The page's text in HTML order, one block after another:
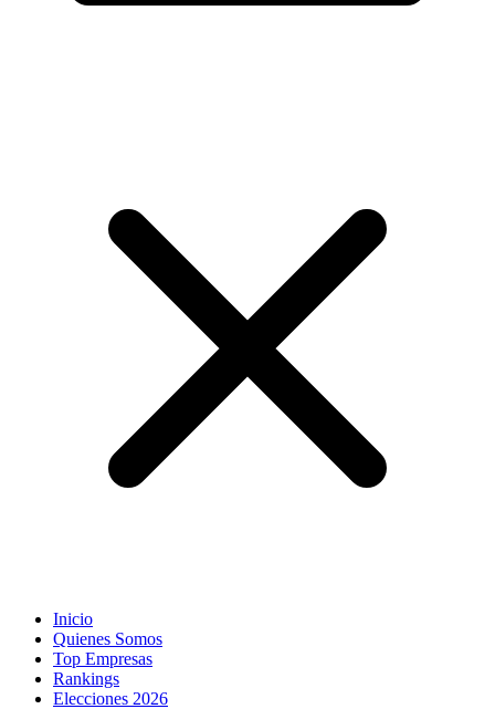
Inicio
Quienes Somos
Top Empresas
Rankings
Elecciones 2026